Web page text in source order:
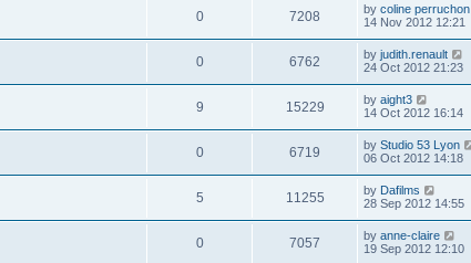
0 7208 by coline perruchon
14 Nov 2012 12:21
0 6762 by judith.renault
24 Oct 2012 21:23
9 15229 by aight3
14 Oct 2012 16:14
0 6719 by Studio 53 Lyon
06 Oct 2012 14:18
5 11255 by Dafilms
28 Sep 2012 14:55
0 7057 by anne-claire
19 Sep 2012 12:10